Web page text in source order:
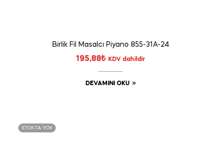
Birlik Fil Masalcı Piyano 855-31A-24
195,88₺ KDV dahildir
DEVAMINI OKU
STOKTA YOK